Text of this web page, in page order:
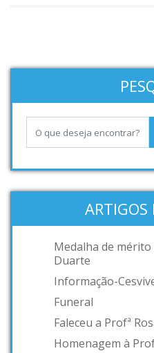
ARTIGOS
Medalha de
Duarte
Informação-
Funeral
Faleceu a Profª
Homenagem à